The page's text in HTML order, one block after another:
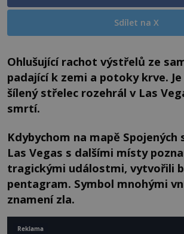
Sdílet na X
Ohlušující rachot výstřelů ze
padající k zemi a potoky krve.
šílený střelec rozehrál v Las
smrtí.
Kdybychom na mapě
Las Vegas s dalšími místy
tragickými událostmi, vytvořili
pentagram. Symbol mnohými
znamení zla.
Reklama